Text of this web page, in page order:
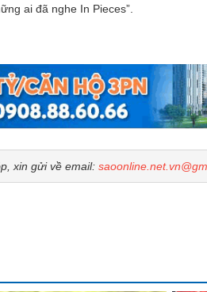
ai đã nghe In Pieces”.
xin gửi về email: